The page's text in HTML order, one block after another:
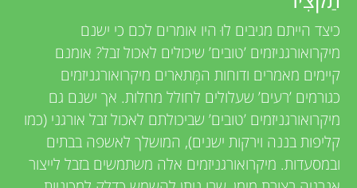
n
g
M
v
i
e
w
e
כיצד הייתם מגיבים לוּ היו אומרים לכם כי ישנם
מיקרואורגניזמים ’טובים’ שיכולים לאכול זבל? אומנם
קיימים מאמרים ודוחות המְּתארים מיקרואורגניזמים
כגורמים ’רעים’ שעלולים לחולל מחלות. אך ישנם גם
מיקרואורגניזמים ’טובים’ שביכולתם לאכול זבל אורגני (כמו
קליפות בננה וירקות ישנים), המושלך לאשפה בבתים
ובמסעדות. מיקרואורגניזמים אלה משתמשים בזבל לייצור